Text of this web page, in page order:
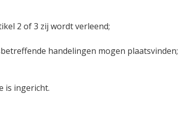
2 of 3 zij wordt verleend;
handelingen mogen plaatsvinden;
is ingericht.